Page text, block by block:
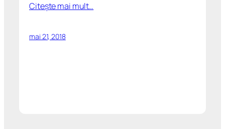
Citeşte mai mult…
mai 21, 2018